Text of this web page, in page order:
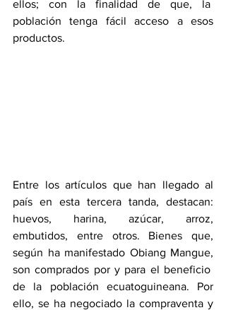
ellos; con la finalidad de que, la
población tenga fácil acceso a esos
productos.
Entre los artículos que han llegado al
país en esta tercera tanda, destacan:
huevos, harina, azúcar, arroz,
embutidos, entre otros. Bienes que,
según ha manifestado Obiang Mangue,
son comprados por y para el beneficio
de la población ecuatoguineana. Por
ello, se ha negociado la compraventa y